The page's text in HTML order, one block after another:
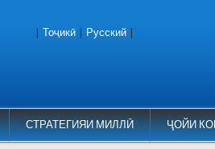
СТРАТЕГИЯИ МИЛЛӢ ҶОЙИ
Тоҷикӣ Русский